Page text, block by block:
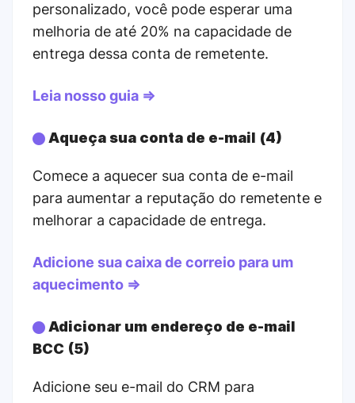
personalizado, você pode esperar uma
melhoria de até 20% na capacidade de
entrega dessa conta de remetente.
Leia nosso guia ⇒
Aqueça sua conta de e-mail (4)
Comece a aquecer sua conta de e-mail
para aumentar a reputação do remetente e
melhorar a capacidade de entrega.
Adicione sua caixa de correio para um
aquecimento ⇒
Adicionar um endereço de e-mail
BCC (5)
Adicione seu e-mail do CRM para